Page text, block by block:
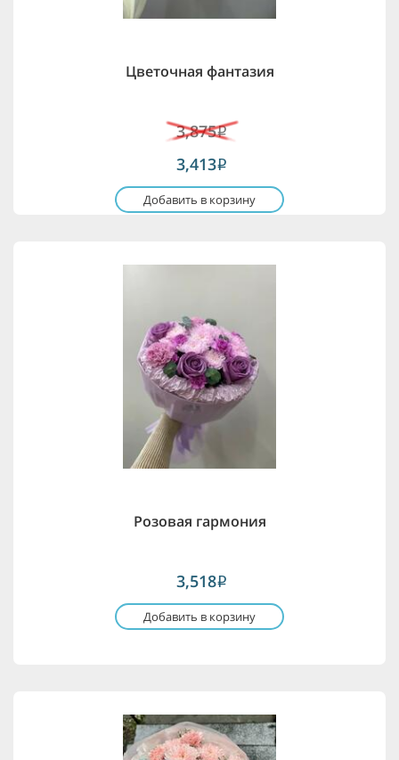
Цветочная фантазия
3,875i
3,413i
Добавить в корзину
Розовая гармония
3,518i
Добавить в корзину